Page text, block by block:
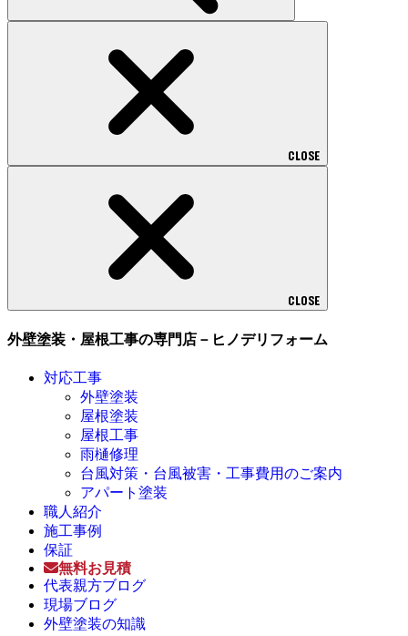
CLOSE
CLOSE
外壁塗装・屋根工事の専門店－ヒノデリフォーム
対応工事
外壁塗装
屋根塗装
屋根工事
雨樋修理
台風対策・台風被害・工事費用のご案内
アパート塗装
職人紹介
施工事例
保証
無料お見積
代表親方ブログ
現場ブログ
外壁塗装の知識